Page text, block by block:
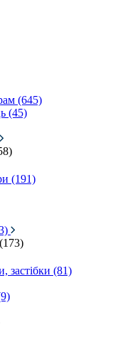
(645)
(45)
(191)
застібки (81)